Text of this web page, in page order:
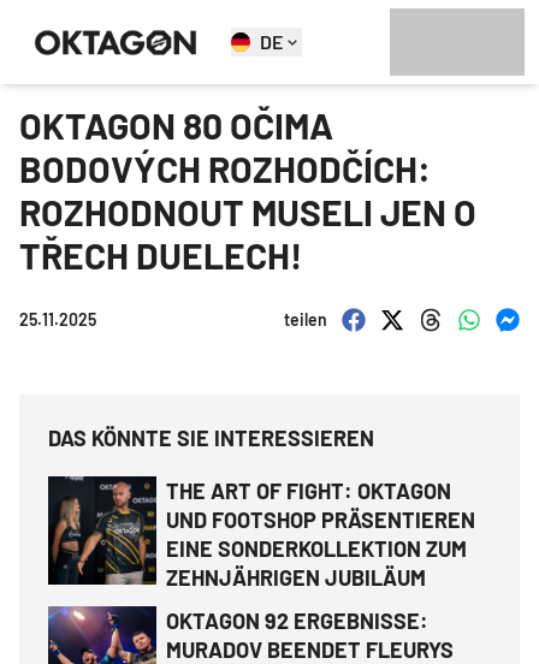
DE
OKTAGON 80 OČIMA
BODOVÝCH ROZHODČÍCH:
ROZHODNOUT MUSELI JEN O
TŘECH DUELECH!
25.11.2025 teilen
DAS KÖNNTE SIE INTERESSIEREN
THE ART OF FIGHT: OKTAGON
UND FOOTSHOP PRÄSENTIEREN
EINE SONDERKOLLEKTION ZUM
ZEHNJÄHRIGEN JUBILÄUM
OKTAGON 92 ERGEBNISSE:
MURADOV BEENDET FLEURYS